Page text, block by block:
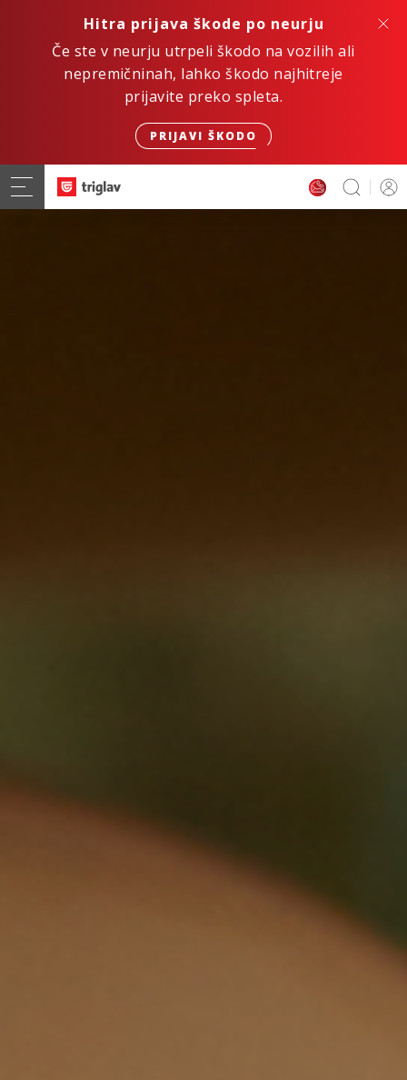
Hitra prijava škode po neurju
Če ste v neurju utrpeli škodo na vozilih ali
nepremičninah, lahko škodo najhitreje
prijavite preko spleta.
PRIJAVI ŠKODO